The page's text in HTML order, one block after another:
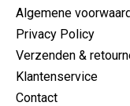
Algemene
Privacy Policy
Verzenden &
Klantenservice
Contact